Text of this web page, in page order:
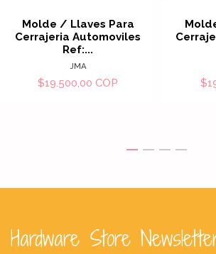
Molde / Llaves Para
Cerrajeria Automoviles
Ref:...
JMA
$19.500,00 COP
Hardware Store